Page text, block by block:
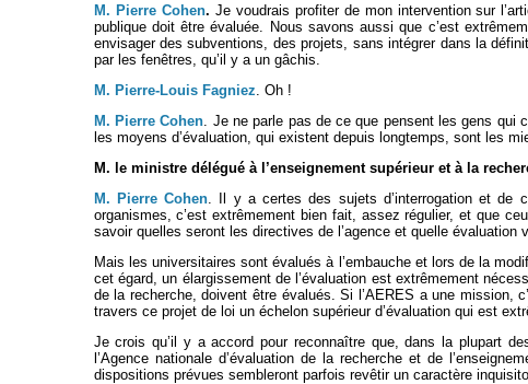
M. Pierre Cohen. Je voudrais profiter de mon intervention sur
publique doit être évaluée. Nous savons aussi que c’est
envisager des subventions, des projets, sans intégrer dans la
par les fenêtres, qu’il y a un gâchis.
M. Pierre-Louis Fagniez . Oh !
M. Pierre Cohen . Je ne parle pas de ce que pensent les gens
les moyens d’évaluation, qui existent depuis longtemps, sont les
M. le ministre délégué à l’enseignement supérieur et à la
M. Pierre Cohen . Il y a certes des sujets d’interrogation et de
organismes, c’est extrêmement bien fait, assez régulier, et que
savoir quelles seront les directives de l’agence et quelle évaluation
Mais les universitaires sont évalués à l’embauche et lors de la
cet égard, un élargissement de l’évaluation est extrêmement
de la recherche, doivent être évalués. Si l’AERES a une mission,
travers ce projet de loi un échelon supérieur d’évaluation qui est
Je crois qu’il y a accord pour reconnaître que, dans la plupart
l’Agence nationale d’évaluation de la recherche et de
dispositions prévues sembleront parfois revêtir un caractère